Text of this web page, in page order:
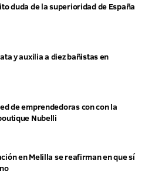
duda de la superioridad de España
y auxilia a diez bañistas en
de emprendedoras con con la
Nubelli
en Melilla se reafirman en que sí